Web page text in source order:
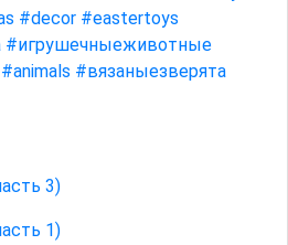
#decor #eastertoys
#игрушечныеживотные
#animals #вязаныезверята
3)
1)